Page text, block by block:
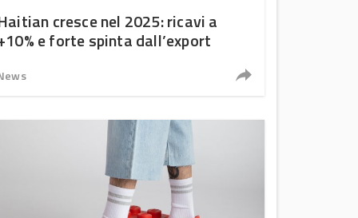
cresce nel 2025: ricavi a
e forte spinta dall’export